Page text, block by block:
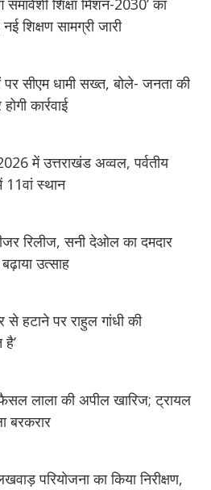
समावेशी शिक्षा मिशन-2030’ का
शिक्षण सामग्री जारी
सीएम धामी सख्त, बोले- जनता की
कार्रवाई
में उत्तराखंड अव्वल, पर्वतीय
11वां स्थान
रिलीज, सनी देओल का दमदार
उत्साह
हटाने पर राहुल गांधी की
लाला की अपील खारिज; ट्रायल
बरकरार
परियोजना का किया निरीक्षण,